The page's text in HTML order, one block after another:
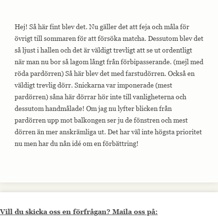
Hej! Så här fint blev det. Nu gäller det att feja och måla för
övrigt till sommaren för att försöka matcha. Dessutom blev det
så ljust i hallen och det är väldigt trevligt att se ut ordentligt
när man nu bor så lagom långt från förbipasserande. (mejl med
röda pardörren) Så här blev det med farstudörren. Också en
väldigt trevlig dörr. Snickarna var imponerade (mest
pardörren) såna här dörrar hör inte till vanligheterna och
dessutom handmålade! Om jag nu lyfter blicken från
pardörren upp mot balkongen ser ju de fönstren och mest
dörren än mer anskrämliga ut. Det har väl inte högsta prioritet
nu men har du nån idé om en förbättring!
Vill du skicka oss en förfrågan? Maila oss på: